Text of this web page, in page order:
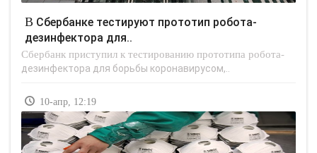
В Сбербанке тестируют прототип робота-
дезинфектора для..
Сбербанк приступил к тестированию прототипа робота-
дезинфектора для борьбы коронавирусом,..
10-апр, 12:19